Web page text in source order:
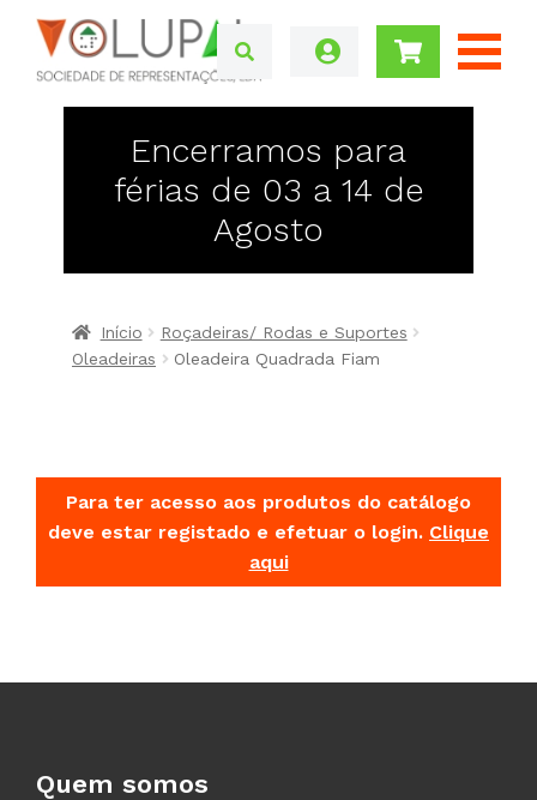
Encerramos para
férias de 03 a 14 de
Agosto
Início
Roçadeiras/ Rodas e Suportes
Oleadeiras
Oleadeira Quadrada Fiam
Para ter acesso aos produtos do catálogo
deve estar registado e efetuar o login. Clique
aqui
Quem somos